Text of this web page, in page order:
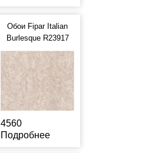
Обои Fipar Italian
Burlesque R23917
4560
Подробнее